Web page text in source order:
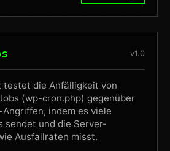
v1.0
testet die Anfälligkeit von
(wp-cron.php) gegenüber
indem es viele
sendet und die Server-
Ausfallraten misst.